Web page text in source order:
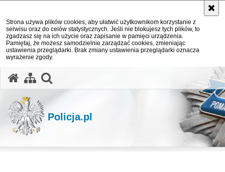
Strona używa plików cookies, aby ułatwić użytkownikom korzystanie z
serwisu oraz do celów statystycznych. Jeśli nie blokujesz tych plików, to
zgadzasz się na ich użycie oraz zapisanie w pamięci urządzenia.
Pamiętaj, że możesz samodzielnie zarządzać cookies, zmieniając
ustawienia przeglądarki. Brak zmiany ustawienia przeglądarki oznacza
wyrażenie zgody.
Policja.pl